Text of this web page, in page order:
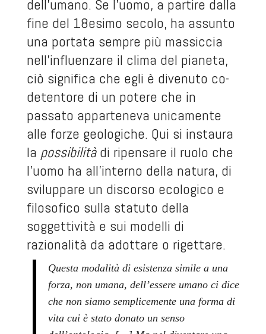
dell’umano. Se l’uomo, a partire dalla
fine del 18esimo secolo, ha assunto
una portata sempre più massiccia
nell’influenzare il clima del pianeta,
ciò significa che egli è divenuto co-
detentore di un potere che in
passato apparteneva unicamente
alle forze geologiche. Qui si instaura
la possibilitàdi ripensare il ruolo che
l’uomo ha all’interno della natura, di
sviluppare un discorso ecologico e
filosofico sulla statuto della
soggettività e sui modelli di
razionalità da adottare o rigettare.
Questa modalità di esistenza simile a una
forza, non umana, dell’essere umano ci dice
che non siamo semplicemente una forma di
vita cui è stato donato un senso